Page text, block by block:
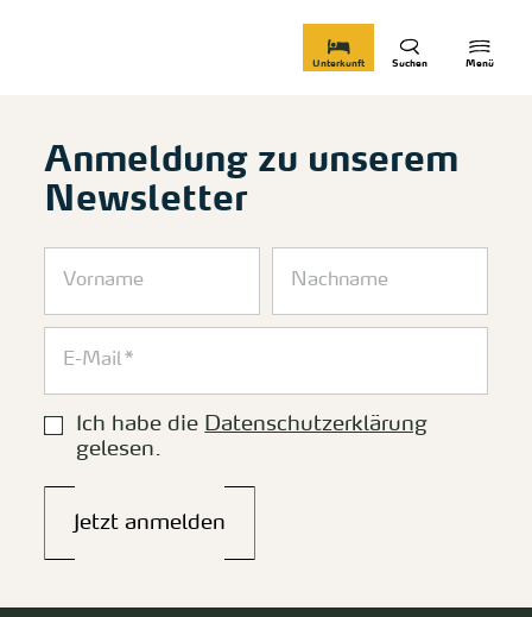
Menü
Suchen
Unterkunft
Anmeldung zu unserem
Newsletter
Ich habe die Datenschutzerklärung
gelesen.
Jetzt anmelden